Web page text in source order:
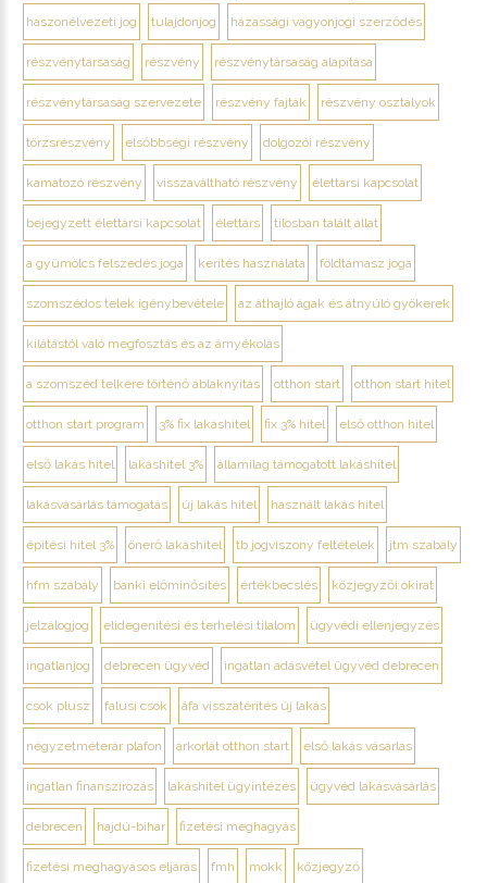
haszonélvezeti jog tulajdonjog házassági vagyonjogi szerződés
részvénytársaság részvény részvénytársaság alapítása
részvénytársaság szervezete részvény fajták részvény osztályok
törzsrészvény elsőbbségi részvény dolgozói részvény
kamatozó részvény visszaváltható részvény élettársi kapcsolat
bejegyzett élettársi kapcsolat élettárs tilosban talált állat
a gyümölcs felszedés joga kerítés használata földtámasz joga
szomszédos telek igénybevétele az áthajló ágak és átnyúló gyökerek
kilátástól való megfosztás és az árnyékolás
a szomszéd telkére történő ablaknyitás otthon start otthon start hitel
otthon start program 3% fix lakáshitel fix 3% hitel első otthon hitel
első lakás hitel lakáshitel 3% államilag támogatott lakáshitel
lakásvásárlás támogatás új lakás hitel használt lakás hitel
építési hitel 3% önerő lakáshitel tb jogviszony feltételek jtm szabály
hfm szabály banki előminősítés értékbecslés közjegyzői okirat
jelzálogjog elidegenítési és terhelési tilalom ügyvédi ellenjegyzés
ingatlanjog debrecen ügyvéd ingatlan adásvétel ügyvéd debrecen
csok plusz falusi csok áfa visszatérítés új lakás
négyzetméterár plafon árkorlát otthon start első lakás vásárlás
ingatlan finanszírozás lakáshitel ügyintézés ügyvéd lakásvásárlás
debrecen hajdú-bihar fizetési meghagyás
fizetési meghagyásos eljárás fmh mokk közjegyző